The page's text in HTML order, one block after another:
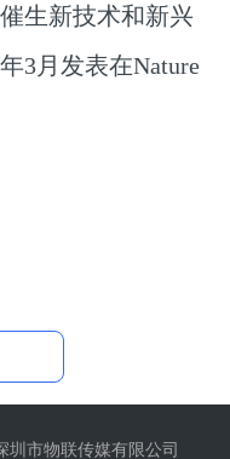
生新技术和新兴
3月发表在Nature
圳市物联传媒有限公司